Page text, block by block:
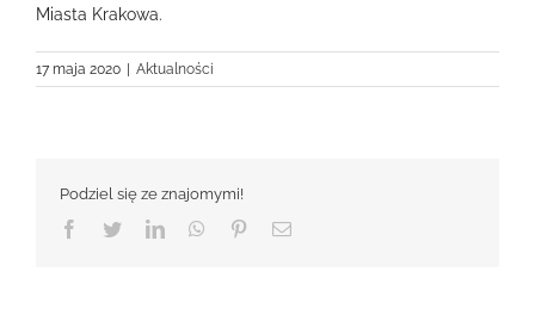
Miasta Krakowa.
17 maja 2020 Aktualności
Podziel się ze znajomymi!
Facebook
TwitterLinkedInWhatsApp
PinterestEmail